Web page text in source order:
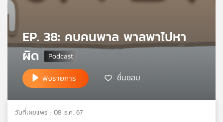
กับ
เรา
เครือ
วิทยุ
ไทย
EP. 38: คบคนพาล พาลพาไปหา
ผิด
ฟังรายการ ชื่นชอบ
วันที่เผยแพร่ : 08 ธ.ค. 67